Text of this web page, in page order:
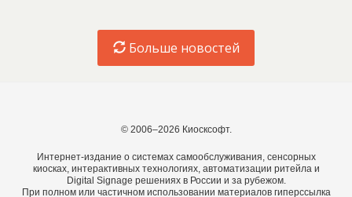
Больше новостей
© 2006–2026 Киосксофт.
Интернет-издание о системах самообслуживания, сенсорных
киосках, интерактивных технологиях, автоматизации ритейла и
Digital Signage решениях в России и за рубежом.
При полном или частичном использовании материалов гиперссылка